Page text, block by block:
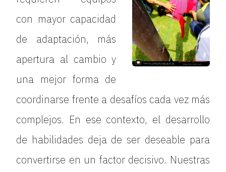
con mayor capacidad
de adaptación, más
apertura al cambio y
una mejor forma de
coordinarse frente a desafíos cada vez más
complejos. En ese contexto, el desarrollo
de habilidades deja de ser deseable para
convertirse en un factor decisivo. Nuestras